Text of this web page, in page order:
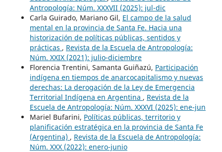
Antropología: Núm. XXXVII (2025): jul-dic
Carla Guirado, Mariano Gil, El campo de la salud
mental en la provincia de Santa Fe. Hacia una
historización de políticas públicas, sentidos y
prácticas , Revista de la Escuela de Antropología:
Núm. XXIX (2021): julio-diciembre
Florencia Trentini, Samanta Guiñazú, Participación
indígena en tiempos de anarcocapitalismo y nuevas
derechas: La derogación de la Ley de Emergencia
Territorial Indígena en Argentina , Revista de la
Escuela de Antropología: Núm. XXXVI (2025): ene-jun
Mariel Bufarini, Políticas públicas, territorio y
planificación estratégica en la provincia de Santa Fe
(Argentina) , Revista de la Escuela de Antropología:
Núm. XXX (2022): enero-junio